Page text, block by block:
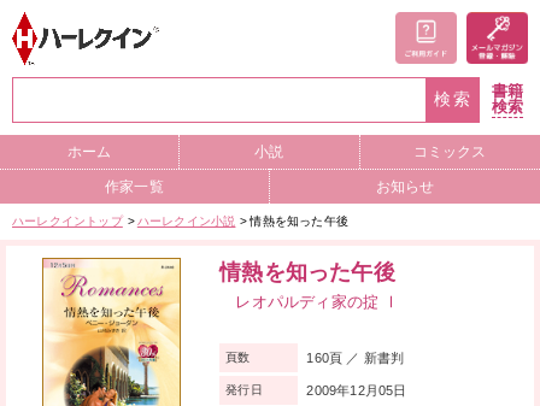
検索
書籍
検索
ホーム 小説 コミックス
作家一覧 お知らせ
ハーレクイントップ ハーレクイン小説 情熱を知った午後
情熱を知った午後
レオパルディ家の掟 Ⅰ
頁数 160頁 ／ 新書判
発行日 2009年12月05日